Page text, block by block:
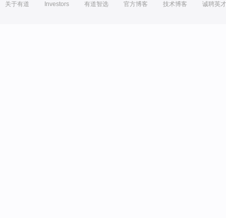
关于有道 Investors 有道智选 官方博客 技术博客 诚聘英才